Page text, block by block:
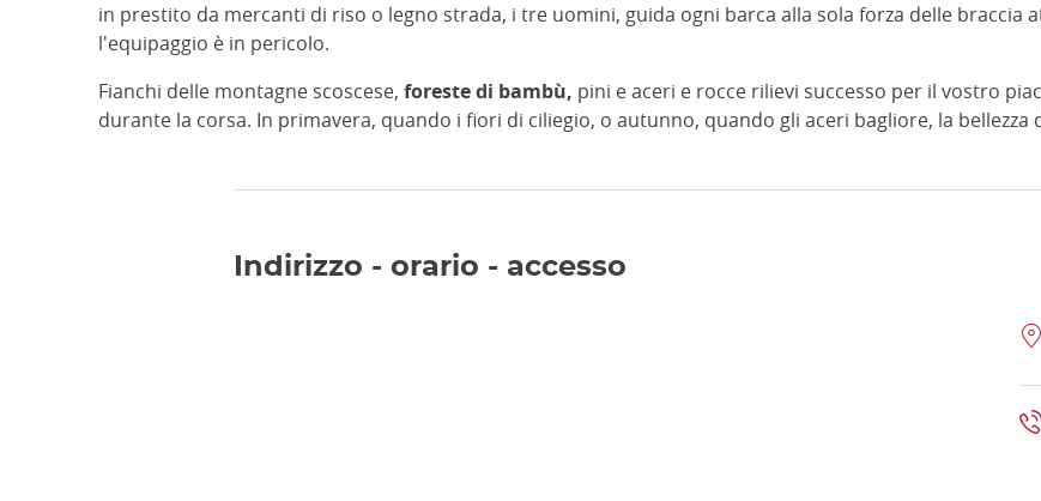
in prestito da mercanti di riso o legno strada, i tre uomini, guida ogni barca alla sola forza delle braccia
l'equipaggio è in pericolo.
Fianchi delle montagne scoscese, foreste di bambù, pini e aceri e rocce rilievi successo per il vostro
durante la corsa. In primavera, quando i fiori di ciliegio, o autunno, quando gli aceri bagliore, la
Indirizzo - orario - accesso